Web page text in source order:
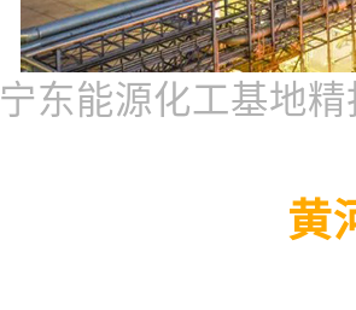
宁东能源化工基地
黄